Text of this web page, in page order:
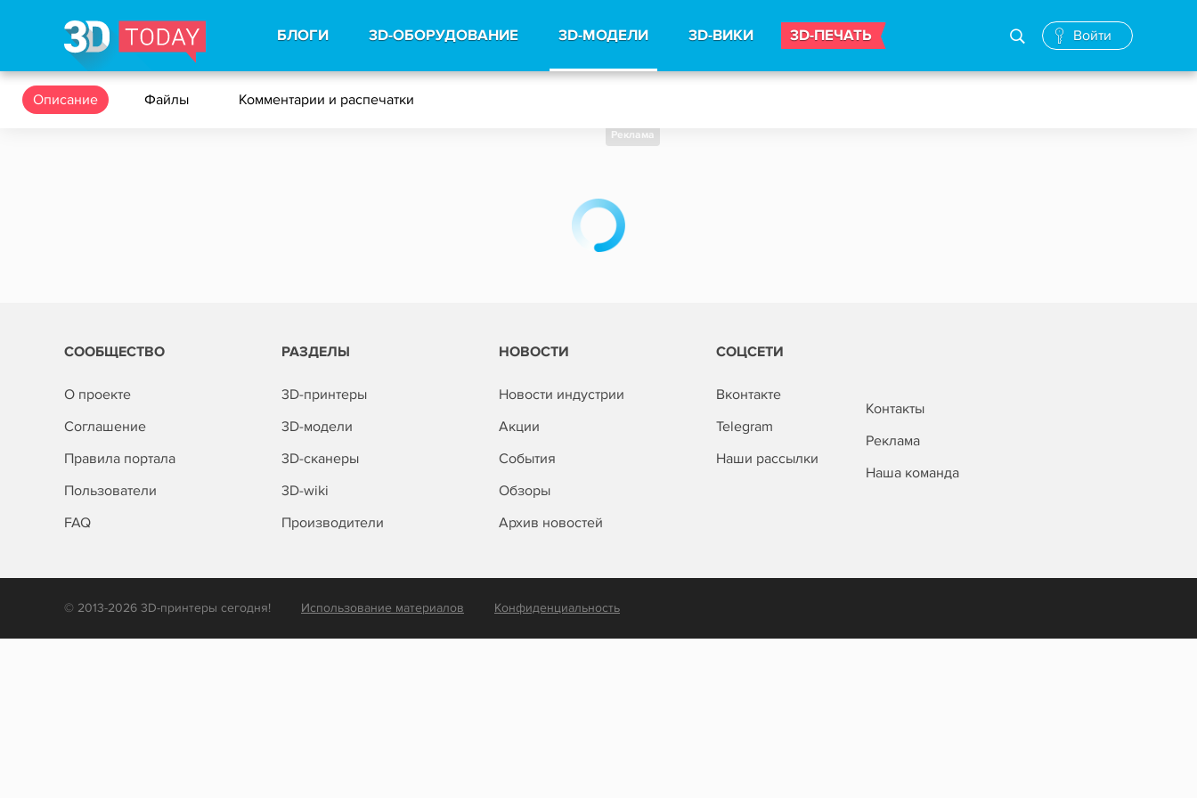
БЛОГИ 3D-ОБОРУДОВАНИЕ 3D-МОДЕЛИ 3D-ВИКИ 3D-ПЕЧАТЬ Войти
Описание Файлы Комментарии и распечатки
Реклама
СООБЩЕСТВО
О проекте
Соглашение
Правила портала
Пользователи
FAQ
РАЗДЕЛЫ
3D-принтеры
3D-модели
3D-сканеры
3D-wiki
Производители
НОВОСТИ
Новости индустрии
Акции
События
Обзоры
Архив новостей
СОЦСЕТИ
Вконтакте
Telegram
Наши рассылки
Контакты
Реклама
Наша команда
© 2013-2026 3D-принтеры сегодня! Использование материалов Конфиденциальность